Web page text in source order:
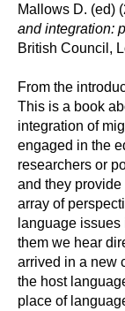
Mallows D. (ed)
and integration:
British Council,
From the
This is a book
integration of
engaged in the
researchers or
and they
array of
language
them we hear
arrived in a new
the host
place of